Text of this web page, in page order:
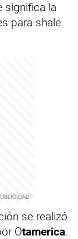
significa la
para shale
se realizó
Otamerica.